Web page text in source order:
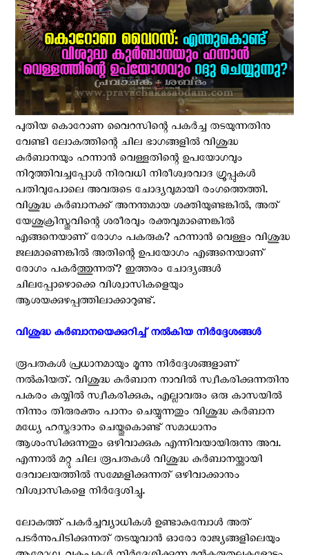
പുതിയ കൊറോണ വൈറസിന്റെ പകർച്ച തടയുന്നതിനു
വേണ്ടി ലോകത്തിന്റെ ചില ഭാഗങ്ങളിൽ വിശുദ്ധ
കുർബാനയും ഹന്നാൻ വെള്ളതിന്റെ ഉപയോഗവും
നിറുത്തിവച്ചപ്പോൾ നിരവധി നിരീശ്വരവാദ ഗ്രൂപ്പുകൾ
പതിവുപോലെ അവരുടെ ചോദ്യവുമായി രംഗത്തെത്തി.
വിശുദ്ധ കുർബാനക്ക് അനന്തമായ ശക്തിയുണ്ടങ്കിൽ, അത്
യേശുക്രിസ്തുവിന്റെ ശരീരവും രക്തവുമാണെങ്കിൽ
എങ്ങനെയാണ് രോഗം പകരുക? ഹന്നാൻ വെള്ളം വിശുദ്ധ
ജലമാണെങ്കിൽ അതിന്റെ ഉപയോഗം എങ്ങനെയാണ്
രോഗം പകർത്തുന്നത്? ഇത്തരം ചോദ്യങ്ങൾ
ചിലപ്പോഴൊക്കെ വിശ്വാസികളെയും
ആശയക്കുഴപ്പത്തിലാക്കാറുണ്ട്.
വിശുദ്ധ കുർബാനയെക്കുറിച്ച് നൽകിയ നിർദ്ദേശങ്ങൾ ‍
രൂപതകൾ പ്രധാനമായും മൂന്നു നിർദ്ദേശങ്ങളാണ്
നൽകിയത്. വിശുദ്ധ കുർബാന നാവിൽ സ്വീകരിക്കുന്നതിനു
പകരം കയ്യിൽ സ്വീകരിക്കുക, എല്ലാവരും ഒരു കാസയിൽ
നിന്നും തിരുരക്തം പാനം ചെയ്യുന്നതും വിശുദ്ധ കുർബാന
മധ്യേ ഹസ്തദാനം ചെയ്തുകൊണ്ട് സമാധാനം
ആശംസിക്കുന്നതും ഒഴിവാക്കുക എന്നിവയായിരുന്നു അവ.
എന്നാൽ മറ്റു ചില രൂപതകൾ വിശുദ്ധ കുർബാനയ്ക്കായി
ദേവാലയത്തിൽ സമ്മേളിക്കുന്നത് ഒഴിവാക്കാനും
വിശ്വാസികളെ നിർദ്ദേശിച്ചു.
ലോകത്ത് പകർച്ചവ്യാധികൾ ഉണ്ടാകുമ്പോൾ അത്
പടർന്നുപിടിക്കുന്നത് തടയുവാൻ ഓരോ രാജ്യങ്ങളിലെയും